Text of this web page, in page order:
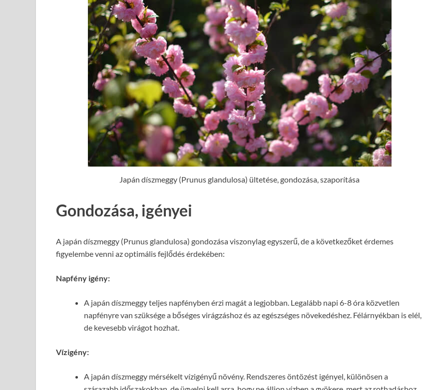
Japán díszmeggy (Prunus glandulosa) ültetése, gondozása, szaporítása
Gondozása, igényei
A japán díszmeggy (Prunus glandulosa) gondozása viszonylag egyszerű, de a következőket érdemes
figyelembe venni az optimális fejlődés érdekében:
Napfény igény:
A japán díszmeggy teljes napfényben érzi magát a legjobban. Legalább napi 6-8 óra közvetlen
napfényre van szüksége a bőséges virágzáshoz és az egészséges növekedéshez. Félárnyékban is elél,
de kevesebb virágot hozhat.
Vízigény:
A japán díszmeggy mérsékelt vízigényű növény. Rendszeres öntözést igényel, különösen a